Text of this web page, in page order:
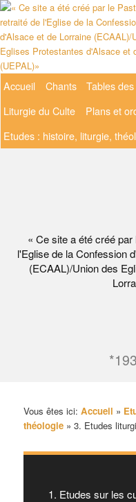
Aller
au
contenu
principal
« Ce site a été créé
l'Eglise de la Confession
(ECAAL)/Union des
Menu
Accueil Chants Tables
Liturgie du Culte
Plans et
Etudes : histoire, liturgie,
Vous êtes ici:Accueil »
théologie »3. Etudes
1. Etudes sur les